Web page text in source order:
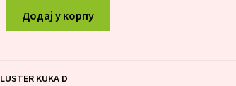
Додај у корпу
LUSTER KUKA D